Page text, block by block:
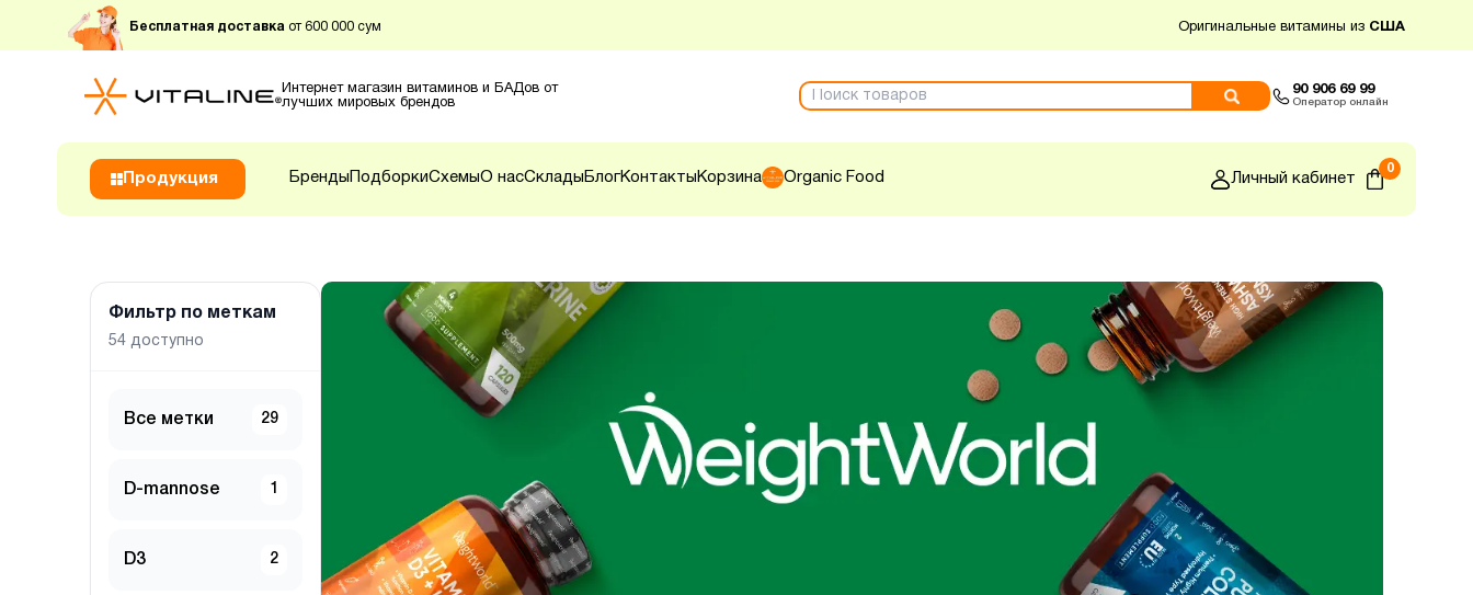
Бесплатная доставка от 600 000 сум Оригинальные витамины из США
Интернет магазин витаминов и БАДов от
лучших мировых брендов
90 906 69 99
Оператор онлайн
Продукция Бренды ПодборкиСхемыО насСклады БлогКонтакты Корзина Organic Food Личный кабинет
0
Фильтр по меткам
54 доступно
Все метки 29
D-mannose 1
D3 2